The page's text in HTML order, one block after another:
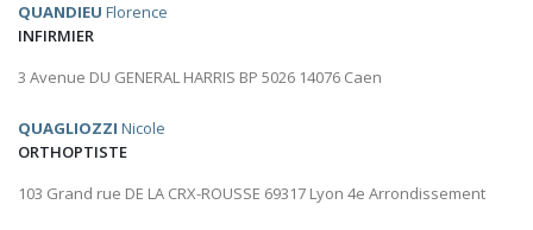
QUANDIEU Florence
INFIRMIER
3 Avenue DU GENERAL HARRIS BP 5026 14076 Caen
QUAGLIOZZI Nicole
ORTHOPTISTE
103 Grand rue DE LA CRX-ROUSSE 69317 Lyon 4e Arrondissement